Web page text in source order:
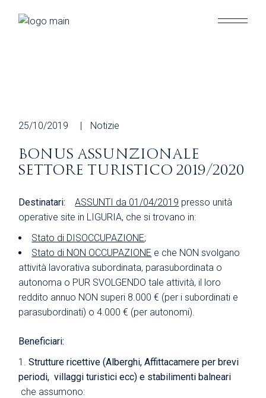
25/10/2019 Notizie
BONUS ASSUNZIONALE
SETTORE TURISTICO 2019/2020
Destinatari:ASSUNTI da 01/04/2019 presso unità
operative site in LIGURIA, che si trovano in:
Stato di DISOCCUPAZIONE;
Stato di NON OCCUPAZIONE e che NON svolgano
attività lavorativa subordinata, parasubordinata o
autonoma o PUR SVOLGENDO tale attività, il loro
reddito annuo NON superi 8.000 € (per i subordinati e
parasubordinati) o 4.000 € (per autonomi).
Beneficiari:
Strutture ricettive (Alberghi, Affittacamere per brevi
periodi, villaggi turistici ecc) e stabilimenti balneari
che assumono: